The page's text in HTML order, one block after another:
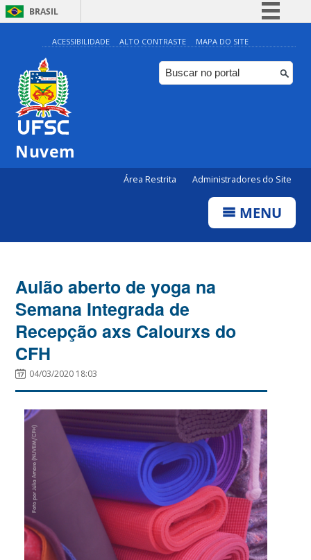
BRASIL
Simplifique!
Comunica BR
Participe
ACESSIBILIDADE ALTO CONTRASTE MAPA DO SITE
Nuvem
Área Restrita Administradores do Site
MENU
Aulão aberto de yoga na
Semana Integrada de
Recepção axs Calourxs do
CFH
04/03/2020 18:03